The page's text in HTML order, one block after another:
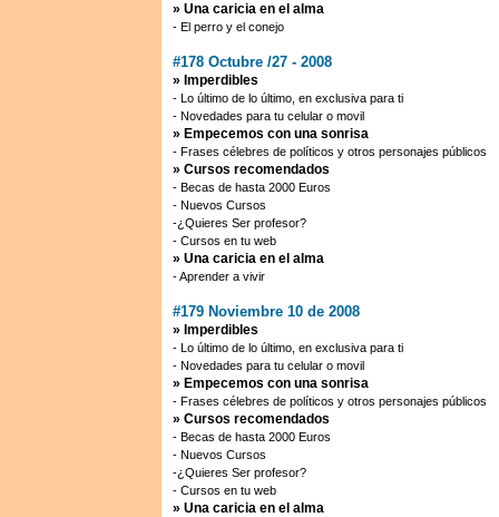
» Una caricia en el alma
- El perro y el conejo
#178 Octubre /27 - 2008
» Imperdibles
- Lo último de lo último, en exclusiva para ti
- Novedades para tu celular o movil
» Empecemos con una sonrisa
- Frases célebres de políticos y otros personajes públicos
» Cursos recomendados
- Becas de hasta 2000 Euros
- Nuevos Cursos
-¿Quieres Ser profesor?
- Cursos en tu web
» Una caricia en el alma
- Aprender a vivir
#179 Noviembre 10 de 2008
» Imperdibles
- Lo último de lo último, en exclusiva para ti
- Novedades para tu celular o movil
» Empecemos con una sonrisa
- Frases célebres de políticos y otros personajes públicos
» Cursos recomendados
- Becas de hasta 2000 Euros
- Nuevos Cursos
-¿Quieres Ser profesor?
- Cursos en tu web
» Una caricia en el alma